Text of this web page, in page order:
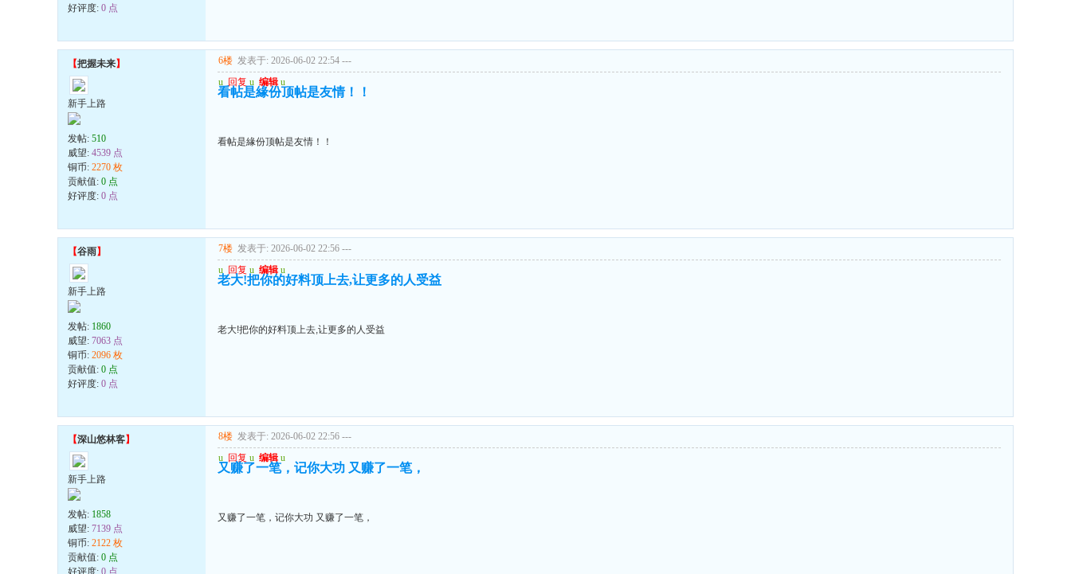
好评度: 0 点
【把握未来】
新手上路
发帖: 510
威望: 4539 点
铜币: 2270 枚
贡献值: 0 点
好评度: 0 点
6楼 发表于: 2026-06-02 22:54 ---
u 回复 u 编辑 u
看帖是緣份顶帖是友情！！
看帖是緣份顶帖是友情！！
【谷雨】
新手上路
发帖: 1860
威望: 7063 点
铜币: 2096 枚
贡献值: 0 点
好评度: 0 点
7楼 发表于: 2026-06-02 22:56 ---
u 回复 u 编辑 u
老大!把你的好料顶上去,让更多的人受益
老大!把你的好料顶上去,让更多的人受益
【深山悠林客】
新手上路
发帖: 1858
威望: 7139 点
铜币: 2122 枚
贡献值: 0 点
好评度: 0 点
8楼 发表于: 2026-06-02 22:56 ---
u 回复 u 编辑 u
又赚了一笔，记你大功 又赚了一笔，
又赚了一笔，记你大功 又赚了一笔，